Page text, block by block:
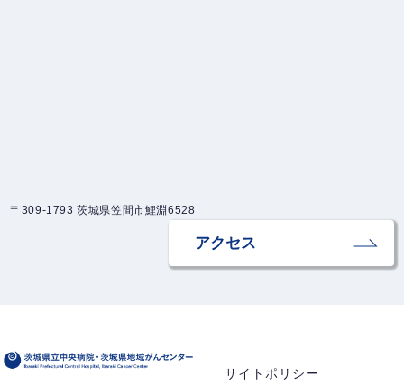
〒309-1793 茨城県笠間市鯉淵6528
アクセス
サイトポリシー